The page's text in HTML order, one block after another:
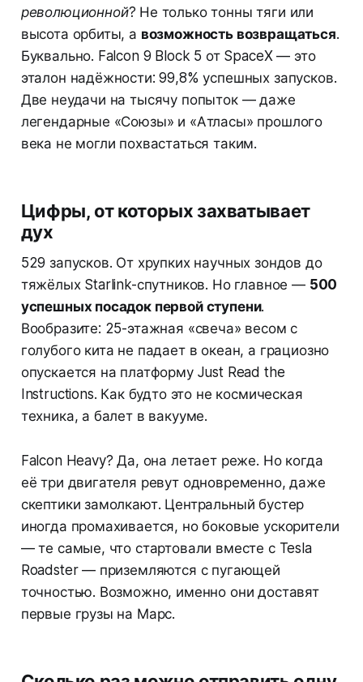
революционной? Не только тонны тяги или
высота орбиты, а возможность возвращаться.
Буквально. Falcon 9 Block 5 от SpaceX — это
эталон надёжности: 99,8% успешных запусков.
Две неудачи на тысячу попыток — даже
легендарные «Союзы» и «Атласы» прошлого
века не могли похвастаться таким.
Цифры, от которых захватывает
дух
529 запусков. От хрупких научных зондов до
тяжёлых Starlink-спутников. Но главное — 500
успешных посадок первой ступени.
Вообразите: 25-этажная «свеча» весом с
голубого кита не падает в океан, а грациозно
опускается на платформу Just Read the
Instructions. Как будто это не космическая
техника, а балет в вакууме.
Falcon Heavy? Да, она летает реже. Но когда
её три двигателя ревут одновременно, даже
скептики замолкают. Центральный бустер
иногда промахивается, но боковые ускорители
— те самые, что стартовали вместе с Tesla
Roadster — приземляются с пугающей
точностью. Возможно, именно они доставят
первые грузы на Марс.